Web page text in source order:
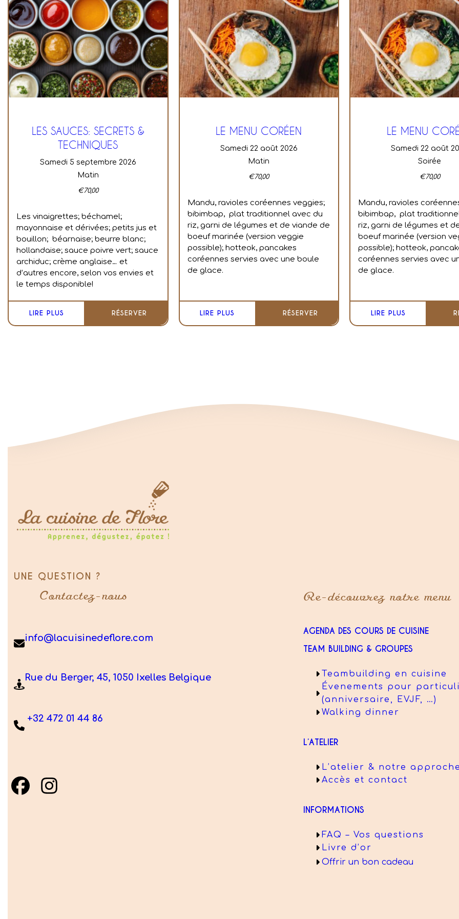
LES SAUCES: SECRETS &
TECHNIQUES
samedi 5 septembre 2026
Matin
€70,00
Les vinaigrettes; béchamel;
mayonnaise et dérivées; petits jus et
bouillon; béarnaise; beurre blanc;
hollandaise; sauce poivre vert; sauce
archiduc; crème anglaise… et
d’autres encore, selon vos envies et
le temps disponible!
LIRE PLUS RÉSERVER
LE MENU CORÉEN
samedi 22 août 2026
Matin
€70,00
Mandu, ravioles coréennes veggies;
bibimbap, plat traditionnel avec du
riz, garni de légumes et de viande de
boeuf marinée (version veggie
possible); hotteok, pancakes
coréennes servies avec une boule
de glace.
LIRE PLUS RÉSERVER
LE MENU
samedi 22 août
Soirée
€70,00
Mandu, ravioles
bibimbap, plat
riz, garni de légumes et
boeuf marinée (version
possible); hotteok,
coréennes servies avec
de glace.
LIRE PLUS
UNE QUESTION ?
Contactez-nous
info@lacuisinedeflore.com
Rue du Berger, 45, 1050 Ixelles Belgique
+32 472 01 44 86
Re-découvrez notre menu
AGENDA DES COURS DE CUISINE
TEAM BUILDING & GROUPES
Teambuilding en cuisine
Évenements pour
(anniversaire, EVJF, …)
Walking dinner
L’ATELIER
L’atelier & notre
Accès et contact
INFORMATIONS
FAQ – Vos questions
Livre d’or
Offrir un bon cadeau